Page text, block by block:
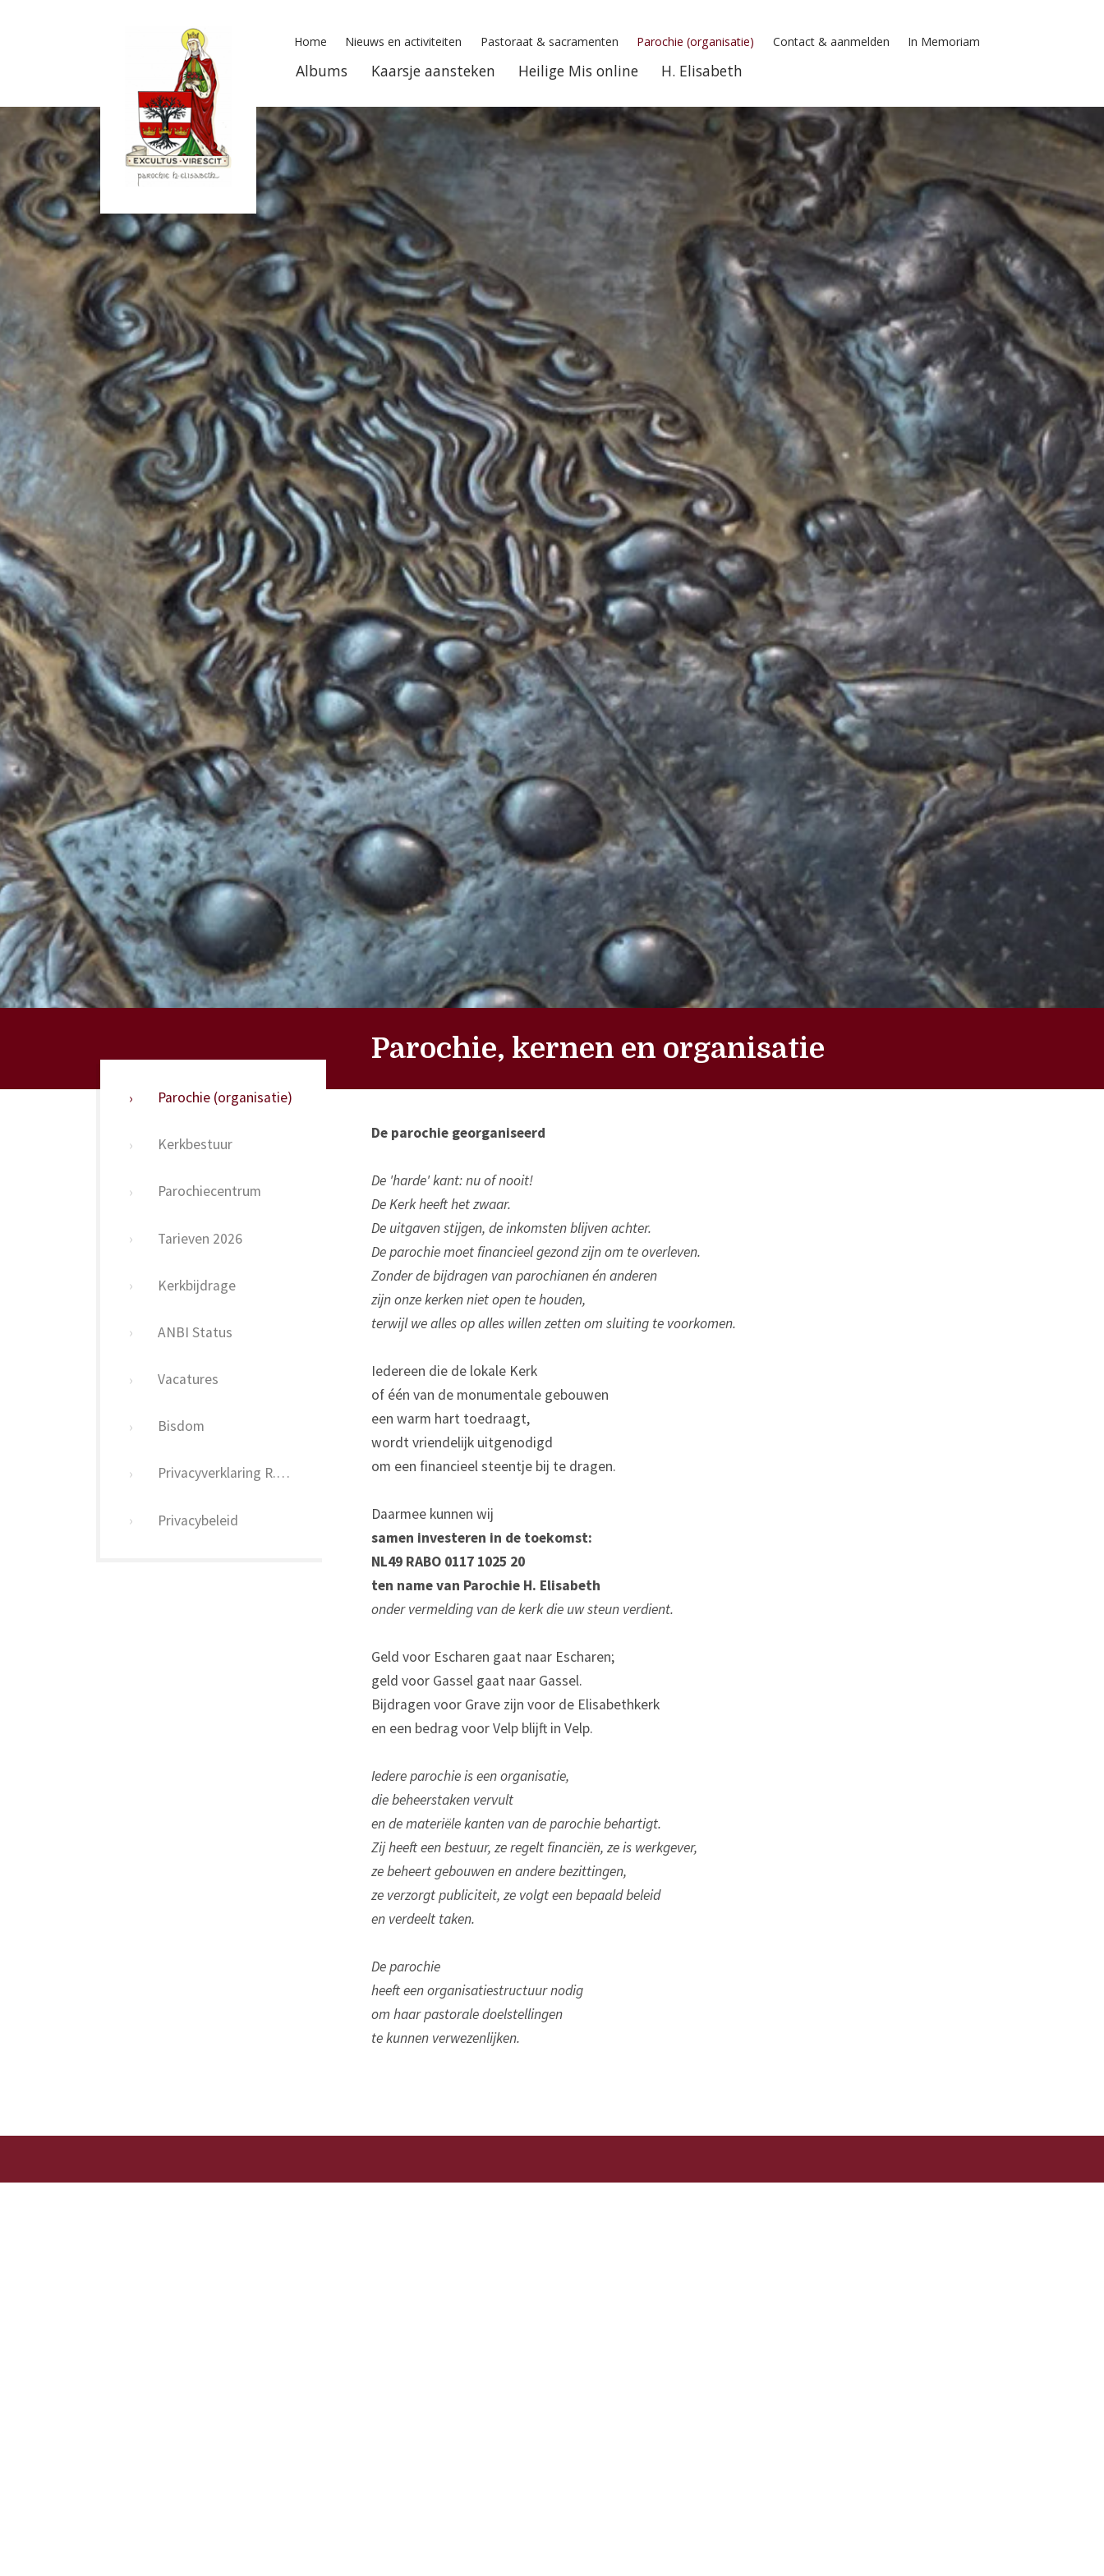
Home Nieuws en activiteiten Pastoraat & sacramenten Parochie (organisatie) Contact & aanmelden In Memoriam
Albums Kaarsje aansteken Heilige Mis online H. Elisabeth
Parochie, kernen en organisatie
Parochie (organisatie)
Kerkbestuur
Parochiecentrum
Tarieven 2026
Kerkbijdrage
ANBI Status
Vacatures
Bisdom
Privacyverklaring R.K. Parochies
Privacybeleid
De parochie georganiseerd
De 'harde' kant: nu of nooit!
De Kerk heeft het zwaar.
De uitgaven stijgen, de inkomsten blijven achter.
De parochie moet financieel gezond zijn om te overleven.
Zonder de bijdragen van parochianen én anderen
zijn onze kerken niet open te houden,
terwijl we alles op alles willen zetten om sluiting te voorkomen.
Iedereen die de lokale Kerk
of één van de monumentale gebouwen
een warm hart toedraagt,
wordt vriendelijk uitgenodigd
om een financieel steentje bij te dragen.
Daarmee kunnen wij
samen investeren in de toekomst:
NL49 RABO 0117 1025 20
ten name van Parochie H. Elisabeth
onder vermelding van de kerk die uw steun verdient.
Geld voor Escharen gaat naar Escharen;
geld voor Gassel gaat naar Gassel.
Bijdragen voor Grave zijn voor de Elisabethkerk
en een bedrag voor Velp blijft in Velp.
Iedere parochie is een organisatie,
die beheerstaken vervult
en de materiële kanten van de parochie behartigt.
Zij heeft een bestuur, ze regelt financiën, ze is werkgever,
ze beheert gebouwen en andere bezittingen,
ze verzorgt publiciteit, ze volgt een bepaald beleid
en verdeelt taken.
De parochie
heeft een organisatiestructuur nodig
om haar pastorale doelstellingen
te kunnen verwezenlijken.